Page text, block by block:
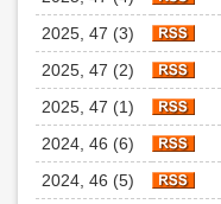
2025, 47 (3)
2025, 47 (2)
2025, 47 (1)
2024, 46 (6)
2024, 46 (5)